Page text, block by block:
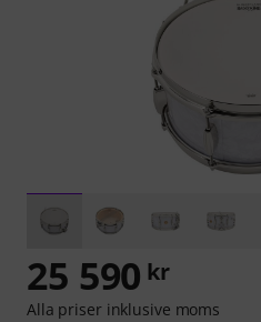
25 590 kr
Alla priser inklusive moms